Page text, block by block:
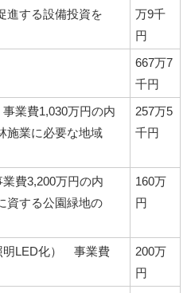
進する設備投資を
万9千
円
667万7
千円
業費1,030万円の内
施業に必要な地域
257万5
千円
費3,200万円の内
資する公園緑地の
160万
円
明LED化） 事業費
200万
円